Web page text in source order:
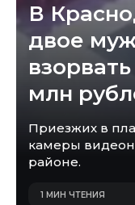
В
двое
млн
Приезжих в
камеры
районе.
1 МИН ЧТЕНИЯ